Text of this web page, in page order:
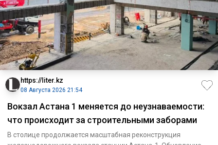
https://liter.kz
08 Августа 2026 21:54
Вокзал Астана 1 меняется до неузнаваемости:
что происходит за строительными заборами
В столице продолжается масштабная реконструкция